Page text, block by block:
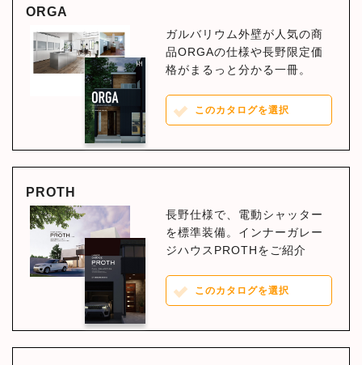
ORGA
ガルバリウム外壁が人気の商
品ORGAの仕様や長野限定価
格がまるっと分かる一冊。
このカタログを選択
PROTH
長野仕様で、電動シャッター
を標準装備。インナーガレー
ジハウスPROTHをご紹介
このカタログを選択